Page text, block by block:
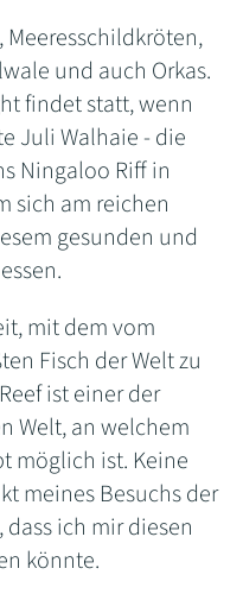
und auch Orkas.
findet statt, wenn
Juli Walhaie - die
Ningaloo Riff in
sich am reichen
gesunden und
mit dem vom
Fisch der Welt zu
ist einer der
Welt, an welchem
möglich ist. Keine
meines Besuchs der
ich mir diesen
könnte.